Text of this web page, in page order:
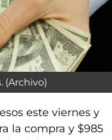
(Archivo)
este viernes y
la compra y $985